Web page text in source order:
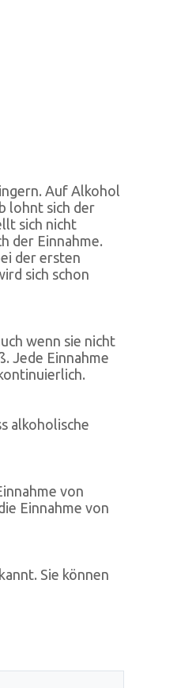
Auf Alkohol
lohnt sich der
sich nicht
der Einnahme.
der ersten
sich schon
wenn sie nicht
Jede Einnahme
alkoholische
von
Einnahme von
Sie können